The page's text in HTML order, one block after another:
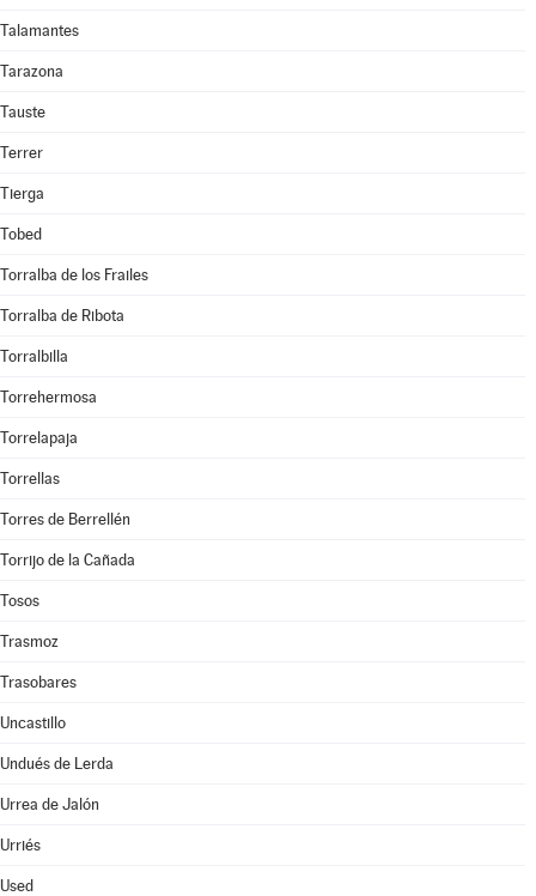
Talamantes
Tarazona
Tauste
Terrer
Tierga
Tobed
Torralba de los Frailes
Torralba de Ribota
Torralbilla
Torrehermosa
Torrelapaja
Torrellas
Torres de Berrellén
Torrijo de la Cañada
Tosos
Trasmoz
Trasobares
Uncastillo
Undués de Lerda
Urrea de Jalón
Urriés
Used